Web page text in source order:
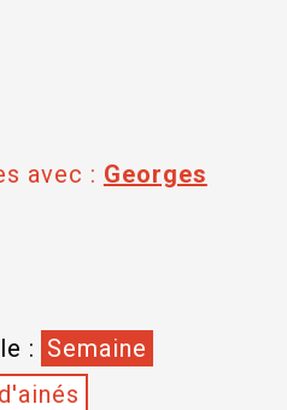
avec : Georges
: Semaine